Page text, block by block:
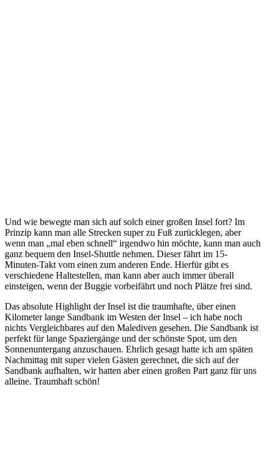
Und wie bewegte man sich auf solch einer großen Insel fort? Im
Prinzip kann man alle Strecken super zu Fuß zurücklegen, aber
wenn man „mal eben schnell“ irgendwo hin möchte, kann man auch
ganz bequem den Insel-Shuttle nehmen. Dieser fährt im 15-
Minuten-Takt vom einen zum anderen Ende. Hierfür gibt es
verschiedene Haltestellen, man kann aber auch immer überall
einsteigen, wenn der Buggie vorbeifährt und noch Plätze frei sind.
Das absolute Highlight der Insel ist die traumhafte, über einen
Kilometer lange Sandbank im Westen der Insel – ich habe noch
nichts Vergleichbares auf den Malediven gesehen. Die Sandbank ist
perfekt für lange Spaziergänge und der schönste Spot, um den
Sonnenuntergang anzuschauen. Ehrlich gesagt hatte ich am späten
Nachmittag mit super vielen Gästen gerechnet, die sich auf der
Sandbank aufhalten, wir hatten aber einen großen Part ganz für uns
alleine. Traumhaft schön!